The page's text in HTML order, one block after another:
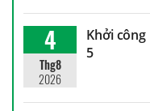
4
Thg8
2026
Khởi
5